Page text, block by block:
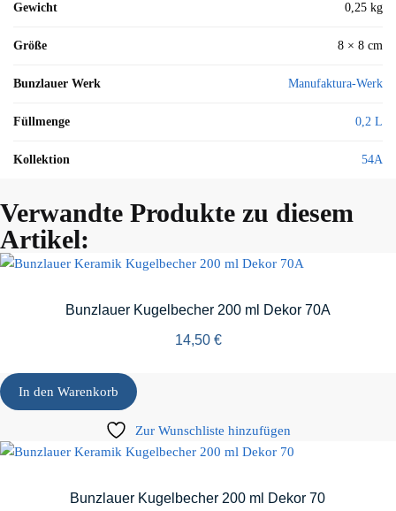
Gewicht 0,25 kg
Größe 8 × 8 cm
Bunzlauer Werk Manufaktura-Werk
Füllmenge 0,2 L
Kollektion 54A
Verwandte Produkte zu diesem
Artikel:
Bunzlauer Kugelbecher 200 ml Dekor 70A
14,50 €
In den Warenkorb
Zur Wunschliste hinzufügen
Bunzlauer Kugelbecher 200 ml Dekor 70